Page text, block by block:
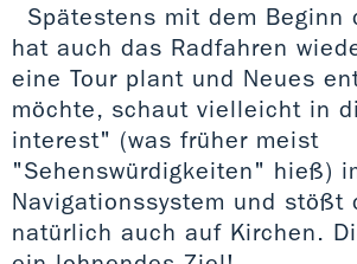
Spätestens mit dem Beginn
hat auch das Radfahren
eine Tour plant und Neues
möchte, schaut vielleicht in
interest" (was früher meist
"Sehenswürdigkeiten" hieß)
Navigationssystem und stößt
natürlich auch auf Kirchen.